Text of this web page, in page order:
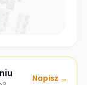
Napisz →